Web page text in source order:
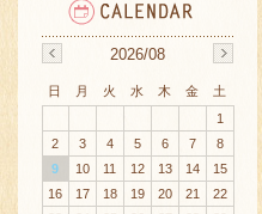
2026/08
日 月 火 水 木 金
土
1
2
3 4 5 6 7
8
9
10 11 12 13 14
15
16
17 18 19 20 21
22